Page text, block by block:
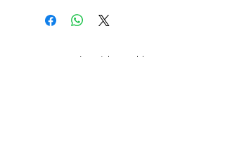
I nostri marchi